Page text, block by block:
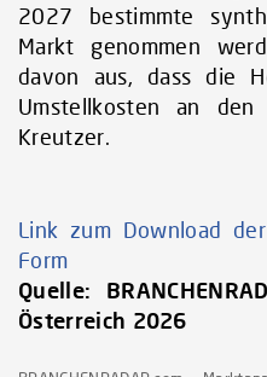
2027 bestimmte
Markt genommen
davon aus, dass die
Umstellkosten an
Kreutzer.
Link zum Download
Form
Quelle:
Österreich 2026